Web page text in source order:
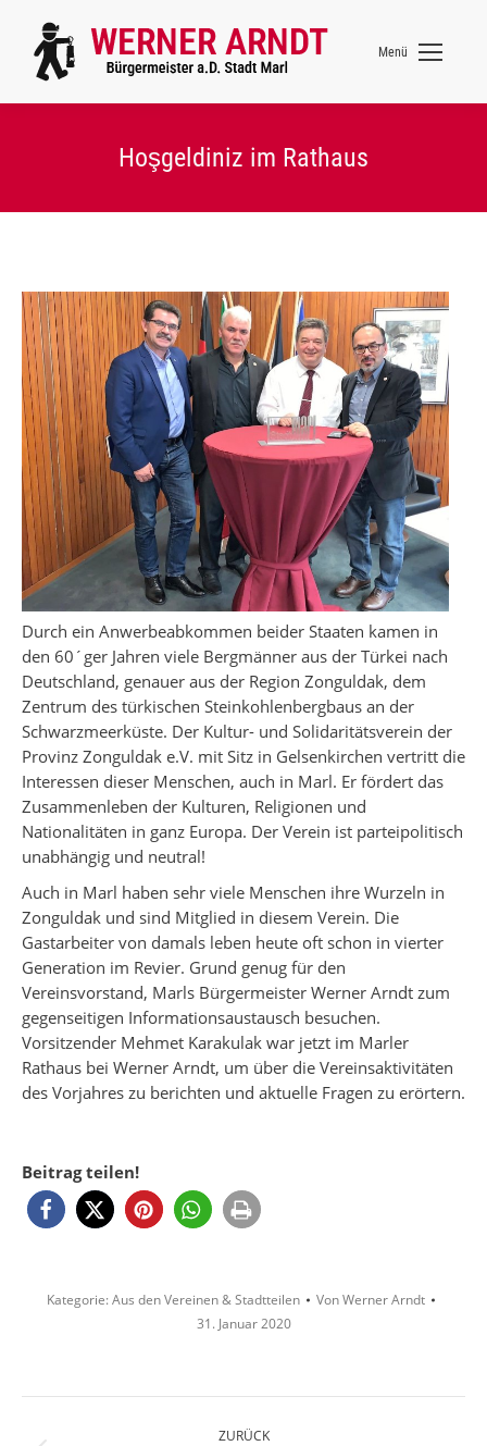
Menü
Hoşgeldiniz im Rathaus
Durch ein Anwerbeabkommen beider Staaten kamen in
den 60´ger Jahren viele Bergmänner aus der Türkei nach
Deutschland, genauer aus der Region Zonguldak, dem
Zentrum des türkischen Steinkohlenbergbaus an der
Schwarzmeerküste. Der Kultur- und Solidaritätsverein der
Provinz Zonguldak e.V. mit Sitz in Gelsenkirchen vertritt die
Interessen dieser Menschen, auch in Marl. Er fördert das
Zusammenleben der Kulturen, Religionen und
Nationalitäten in ganz Europa. Der Verein ist parteipolitisch
unabhängig und neutral!
Auch in Marl haben sehr viele Menschen ihre Wurzeln in
Zonguldak und sind Mitglied in diesem Verein. Die
Gastarbeiter von damals leben heute oft schon in vierter
Generation im Revier. Grund genug für den
Vereinsvorstand, Marls Bürgermeister Werner Arndt zum
gegenseitigen Informationsaustausch besuchen.
Vorsitzender Mehmet Karakulak war jetzt im Marler
Rathaus bei Werner Arndt, um über die Vereinsaktivitäten
des Vorjahres zu berichten und aktuelle Fragen zu erörtern.
Beitrag teilen!
Kategorie:Aus den Vereinen & Stadtteilen VonWerner Arndt
31. Januar 2020
Kommentarnavigation
ZURÜCK